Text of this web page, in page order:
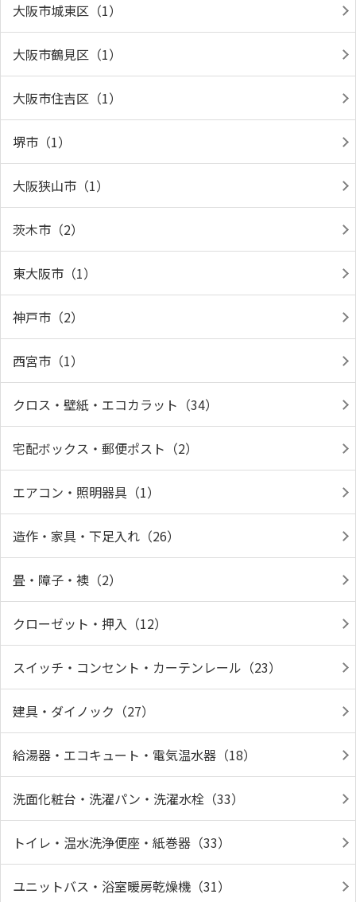
大阪市城東区（1）
大阪市鶴見区（1）
大阪市住吉区（1）
堺市（1）
大阪狭山市（1）
茨木市（2）
東大阪市（1）
神戸市（2）
西宮市（1）
クロス・壁紙・エコカラット（34）
宅配ボックス・郵便ポスト（2）
エアコン・照明器具（1）
造作・家具・下足入れ（26）
畳・障子・襖（2）
クローゼット・押入（12）
スイッチ・コンセント・カーテンレール（23）
建具・ダイノック（27）
給湯器・エコキュート・電気温水器（18）
洗面化粧台・洗濯パン・洗濯水栓（33）
トイレ・温水洗浄便座・紙巻器（33）
ユニットバス・浴室暖房乾燥機（31）